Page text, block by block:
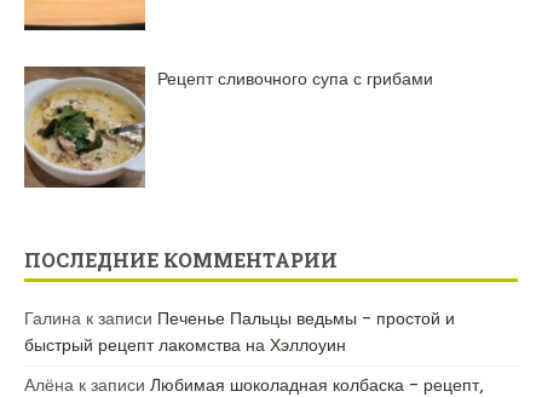
Рецепт сливочного супа с грибами
ПОСЛЕДНИЕ КОММЕНТАРИИ
Галина к записи Печенье Пальцы ведьмы – простой и
быстрый рецепт лакомства на Хэллоуин
Алёна к записи Любимая шоколадная колбаска – рецепт,